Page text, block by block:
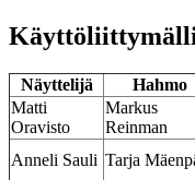
Näyttelijä Hahmo
Matti
Oravisto
Markus
Reinman
Anneli Sauli Tarja